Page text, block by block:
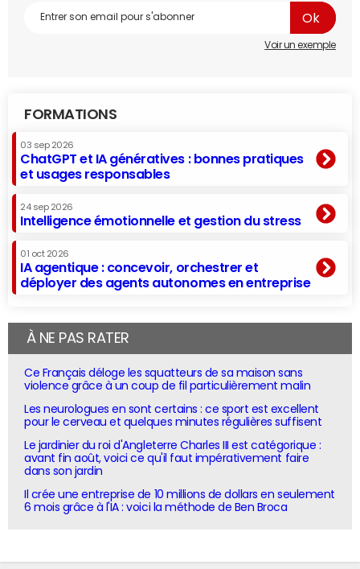
Voir un exemple
FORMATIONS
03 sep 2026
ChatGPT et IA génératives : bonnes pratiques
et usages responsables
24 sep 2026
Intelligence émotionnelle et gestion du stress
01 oct 2026
IA agentique : concevoir, orchestrer et
déployer des agents autonomes en entreprise
À NE PAS RATER
Ce Français déloge les squatteurs de sa maison sans
violence grâce à un coup de fil particulièrement malin
Les neurologues en sont certains : ce sport est excellent
pour le cerveau et quelques minutes régulières suffisent
Le jardinier du roi d'Angleterre Charles III est catégorique :
avant fin août, voici ce qu'il faut impérativement faire
dans son jardin
Il crée une entreprise de 10 millions de dollars en seulement
6 mois grâce à l'IA : voici la méthode de Ben Broca